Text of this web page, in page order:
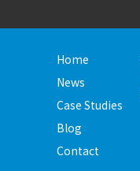
Home
News
Case Studies
Blog
Contact